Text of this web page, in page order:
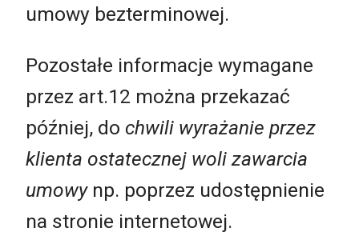
umowy bezterminowej.
Pozostałe informacje wymagane
przez art.12 można przekazać
później, do chwili wyrażanie przez
klienta ostatecznej woli zawarcia
umowynp. poprzez udostępnienie
na stronie internetowej.